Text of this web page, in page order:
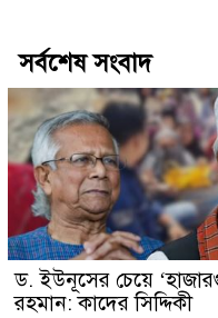
সর্বশেষ সংবাদ
ড. ইউনূসের চেয়ে
রহমান: কাদের সিদ্দিকী